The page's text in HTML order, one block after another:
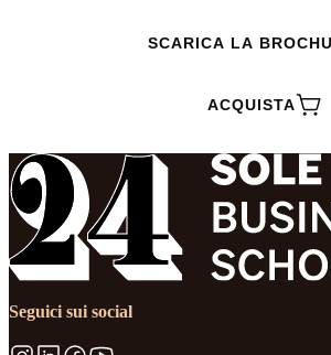
SCARICA LA
ACQUISTA
Seguici sui social